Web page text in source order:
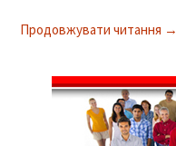
Продовжувати читання →